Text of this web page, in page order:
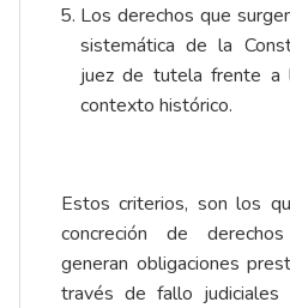
Los derechos que
sistemática de la
juez de tutela frente a
contexto histórico.
Estos criterios, son los
concreción de
generan obligaciones
través de fallo judiciales